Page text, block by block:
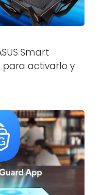
Smart
para activarlo y